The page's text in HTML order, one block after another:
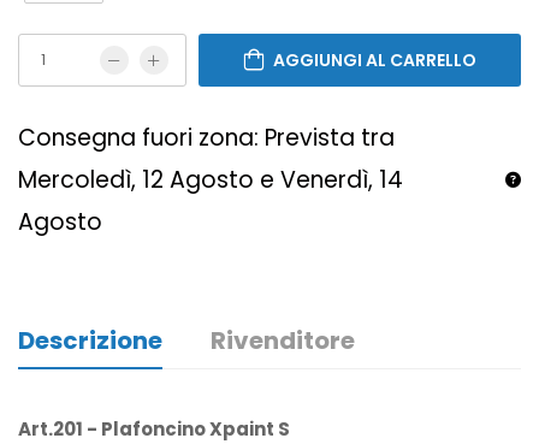
AGGIUNGI AL CARRELLO
Consegna fuori zona: Prevista tra
Mercoledì, 12 Agosto e Venerdì, 14
Agosto
Descrizione Rivenditore
Art.201 - Plafoncino Xpaint S